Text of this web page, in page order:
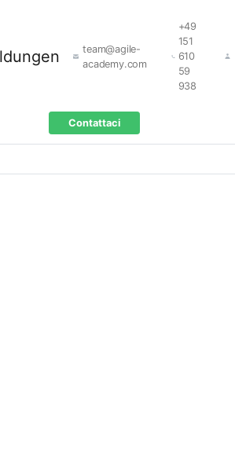
team@agile-
academy.com
+49
151
610
59
938
Contattaci